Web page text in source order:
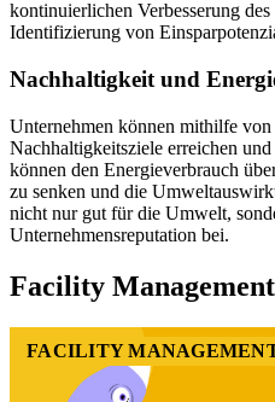
kontinuierlichen Verbesserung
Identifizierung von
Nachhaltigkeit und
Unternehmen können mithilfe
Nachhaltigkeitsziele erreichen
können den Energieverbrauch
zu senken und die
nicht nur gut für die Umwelt,
Unternehmensreputation bei.
Facility
FACILITY